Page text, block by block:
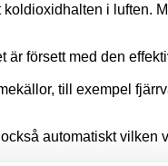
i luften.
försett med den
till exempel
automatiskt vilken